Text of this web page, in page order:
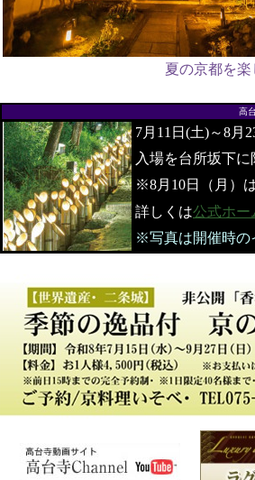
夏の京都を
高
7月11日(土)～8月
入場を台所坂下
※8月10日（月）
詳しくは公式ホー
※写真は開催時の